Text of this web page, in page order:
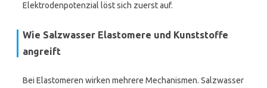
Elektrodenpotenzial löst sich zuerst auf.
Wie Salzwasser Elastomere und Kunststoffe
angreift
Bei Elastomeren wirken mehrere Mechanismen. Salzwasser